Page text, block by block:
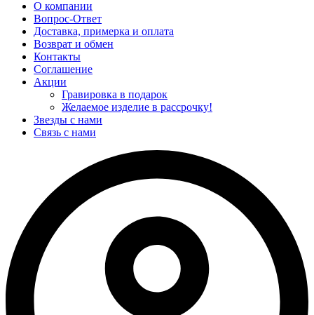
О компании
Вопрос-Ответ
Доставка, примерка и оплата
Возврат и обмен
Контакты
Соглашение
Акции
Гравировка в подарок
Желаемое изделие в рассрочку!
Звезды с нами
Связь с нами